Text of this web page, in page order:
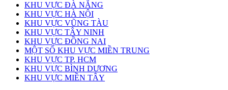
KHU VỰC ĐÀ NẴNG
KHU VỰC HÀ NỘI
KHU VỰC VŨNG TÀU
KHU VỰC TÂY NINH
KHU VỰC ĐỒNG NAI
MỘT SỐ KHU VỰC MIỀN TRUNG
KHU VỰC TP. HCM
KHU VỰC BÌNH DƯƠNG
KHU VỰC MIỀN TÂY